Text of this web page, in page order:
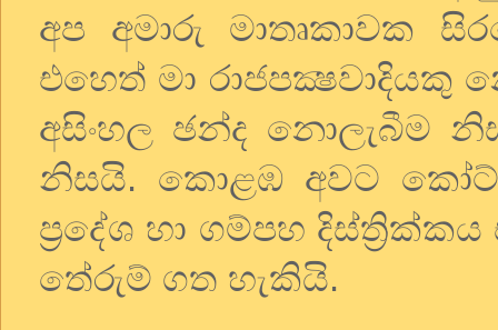
අප අමාරු මාතෘකාවක
එහෙත් මා රාජපක්‍ෂවාදියකු
අසිංහල ඡන්ද නොලැබීම
නිසයි. කොළඹ අවට
ප්‍රදේශ හා ගම්පහ
තේරුම් ගත හැකියි.